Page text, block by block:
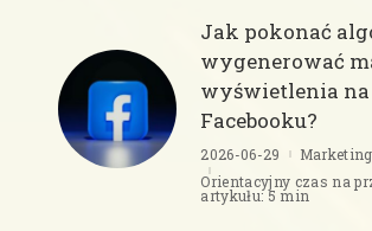
Jak pokonać
wygenerować
wyświetlenia na
Facebooku?
2026-06-29
Orientacyjny czas na
artykułu: 5 min